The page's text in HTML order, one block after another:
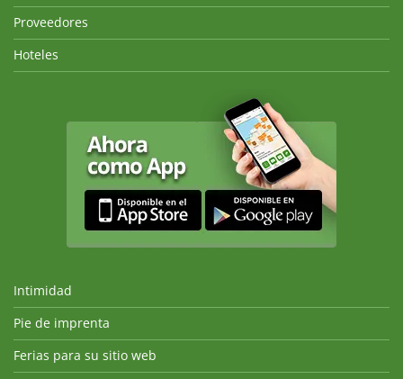
Proveedores
Hoteles
Intimidad
Pie de imprenta
Ferias para su sitio web